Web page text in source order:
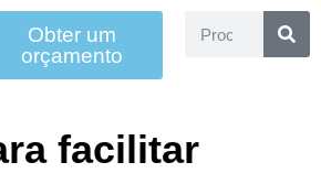
Obter um
orçamento
facilitar